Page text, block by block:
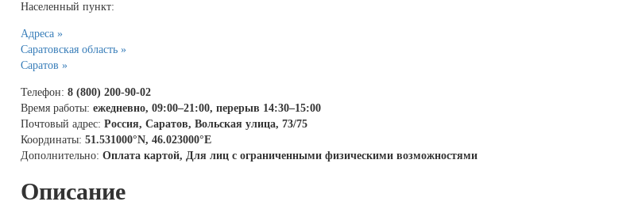
Населенный пункт:
Адреса »
Саратовская область »
Саратов »
Телефон: 8 (800) 200-90-02
Время работы: ежедневно, 09:00–21:00, перерыв 14:30–15:00
Почтовый адрес: Россия, Саратов, Вольская улица, 73/75
Координаты: 51.531000°N, 46.023000°E
Дополнительно: Оплата картой, Для лиц с ограниченными физическими возможностями
Описание